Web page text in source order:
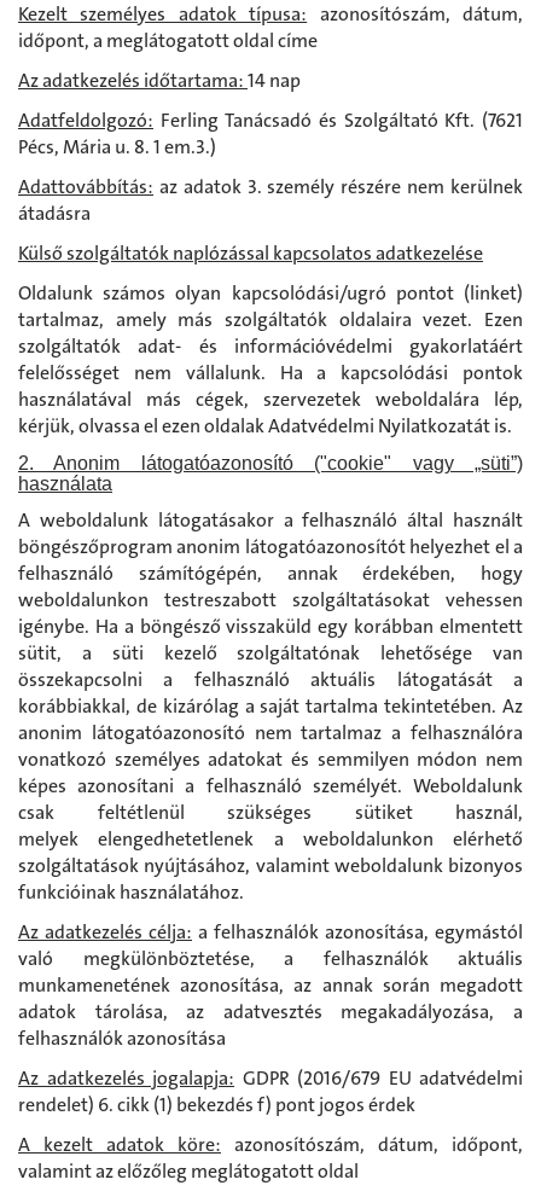
Kezelt személyes adatok típusa: azonosítószám, dátum,
időpont, a meglátogatott oldal címe
Az adatkezelés időtartama:14 nap
Adatfeldolgozó: Ferling Tanácsadó és Szolgáltató Kft. (7621
Pécs, Mária u. 8. 1 em.3.)
Adattovábbítás: az adatok 3. személy részére nem kerülnek
átadásra
Külső szolgáltatók naplózással kapcsolatos adatkezelése
Oldalunk számos olyan kapcsolódási/ugró pontot (linket)
tartalmaz, amely más szolgáltatók oldalaira vezet. Ezen
szolgáltatók adat- és információvédelmi gyakorlatáért
felelősséget nem vállalunk. Ha a kapcsolódási pontok
használatával más cégek, szervezetek weboldalára lép,
kérjük, olvassa el ezen oldalak Adatvédelmi Nyilatkozatát is.
2. Anonim látogatóazonosító ("cookie" vagy „süti”)
használata
A weboldalunk látogatásakor a felhasználó által használt
böngészőprogram anonim látogatóazonosítót helyezhet el a
felhasználó számítógépén, annak érdekében, hogy
weboldalunkon testreszabott szolgáltatásokat vehessen
igénybe. Ha a böngésző visszaküld egy korábban elmentett
sütit, a süti kezelő szolgáltatónak lehetősége van
összekapcsolni a felhasználó aktuális látogatását a
korábbiakkal, de kizárólag a saját tartalma tekintetében. Az
anonim látogatóazonosító nem tartalmaz a felhasználóra
vonatkozó személyes adatokat és semmilyen módon nem
képes azonosítani a felhasználó személyét. Weboldalunk
csak feltétlenül szükséges sütiket használ,
melyek elengedhetetlenek a weboldalunkon elérhető
szolgáltatások nyújtásához, valamint weboldalunk bizonyos
funkcióinak használatához.
Az adatkezelés célja: a felhasználók azonosítása, egymástól
való megkülönböztetése, a felhasználók aktuális
munkamenetének azonosítása, az annak során megadott
adatok tárolása, az adatvesztés megakadályozása, a
felhasználók azonosítása
Az adatkezelés jogalapja: GDPR (2016/679 EU adatvédelmi
rendelet) 6. cikk (1) bekezdés f) pont jogos érdek
A kezelt adatok köre: azonosítószám, dátum, időpont,
valamint az előzőleg meglátogatott oldal